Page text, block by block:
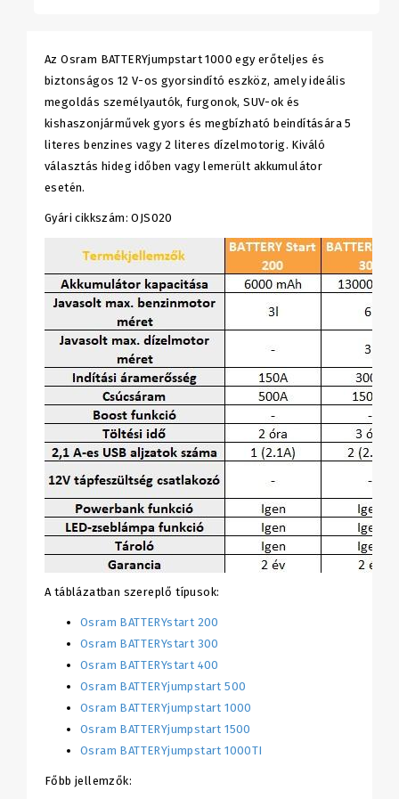
Az Osram BATTERYjumpstart 1000 egy erőteljes és
biztonságos 12 V-os gyorsindító eszköz, amely ideális
megoldás személyautók, furgonok, SUV-ok és
kishaszonjárművek gyors és megbízható beindítására 5
literes benzines vagy 2 literes dízelmotorig. Kiváló
választás hideg időben vagy lemerült akkumulátor
esetén.
Gyári cikkszám: OJS020
A táblázatban szereplő típusok:
Osram BATTERYstart 200
Osram BATTERYstart 300
Osram BATTERYstart 400
Osram BATTERYjumpstart 500
Osram BATTERYjumpstart 1000
Osram BATTERYjumpstart 1500
Osram BATTERYjumpstart 1000TI
Főbb jellemzők: